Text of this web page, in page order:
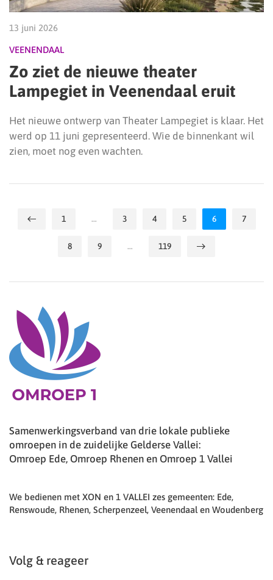
13 juni 2026
VEENENDAAL
Zo ziet de nieuwe theater
Lampegiet in Veenendaal eruit
Het nieuwe ontwerp van Theater Lampegiet is klaar. Het
werd op 11 juni gepresenteerd. Wie de binnenkant wil
zien, moet nog even wachten.
1 … 3 4 5 6 7
8 9 … 119
Samenwerkingsverband van drie lokale publieke
omroepen in de zuidelijke Gelderse Vallei:
Omroep Ede, Omroep Rhenen en Omroep 1 Vallei
We bedienen met XON en 1 VALLEI zes gemeenten: Ede,
Renswoude, Rhenen, Scherpenzeel, Veenendaal en Woudenberg
Volg & reageer